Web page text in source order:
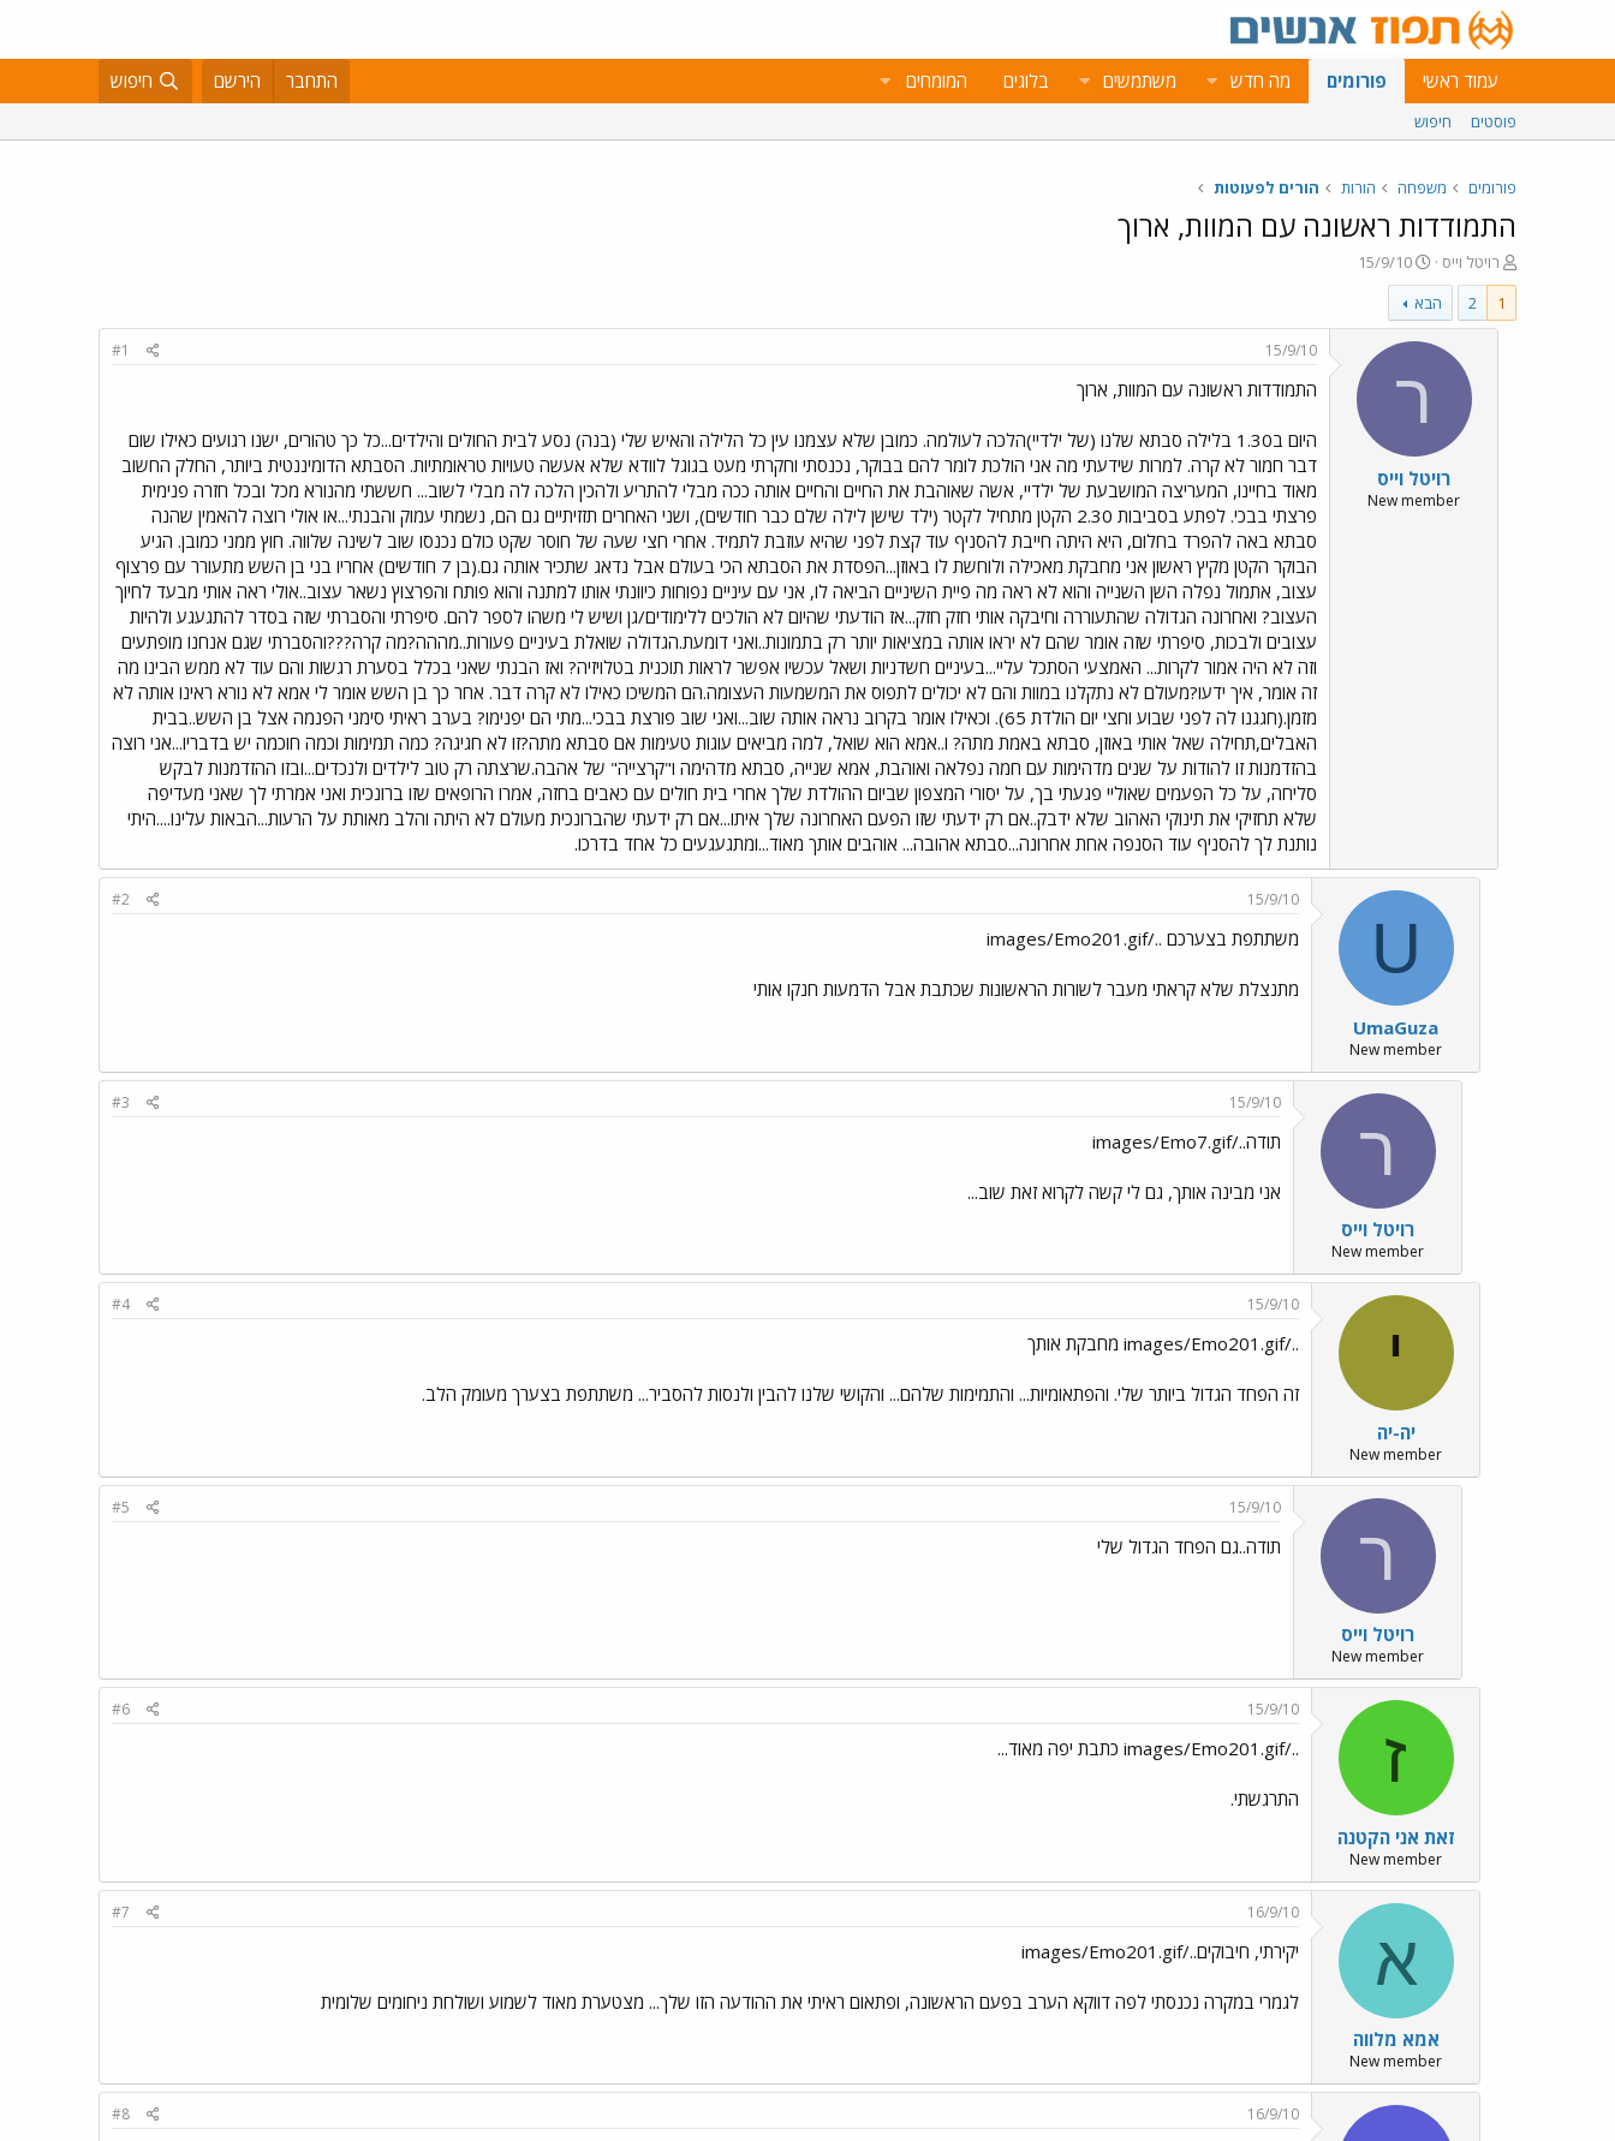
עמוד ראשי פורומים מה חדש משתמשים בלוגים המומחים התחבר הירשם חיפוש
פוסטים חיפוש
פורומים משפחה הורות הורים לפעוטות
התמודדות ראשונה עם המוות, ארוך
פ
ו
ת
ח
רויטל וייס
פ
ו
ר
ס
ם
ת
י
ך
15/9/10
1
2 הבא
ר
רויטל וייס
New member
15/9/10
#1
התמודדות ראשונה עם המוות, ארוך
היום ב1.30 בלילה סבתא שלנו (של ילדיי)הלכה לעולמה. כמובן שלא עצמנו עין כל הלילה והאיש שלי (בנה) נסע לבית החולים והילדים...כל כך טהורים, ישנו רגועים כאילו שום
דבר חמור לא קרה. למרות שידעתי מה אני הולכת לומר להם בבוקר, נכנסתי וחקרתי מעט בגוגל לוודא שלא אעשה טעויות טראומתיות. הסבתא הדומיננטית ביותר, החלק החשוב
מאוד בחיינו, המעריצה המושבעת של ילדיי, אשה שאוהבת את החיים והחיים אותה ככה מבלי להתריע ולהכין הלכה לה מבלי לשוב... חששתי מהנורא מכל ובכל חזרה פנימית
פרצתי בבכי. לפתע בסביבות 2.30 הקטן מתחיל לקטר (ילד שישן לילה שלם כבר חודשים), ושני האחרים תזזיתיים גם הם, נשמתי עמוק והבנתי...או אולי רוצה להאמין שהנה
סבתא באה להפרד בחלום, היא היתה חייבת להסניף עוד קצת לפני שהיא עוזבת לתמיד. אחרי חצי שעה של חוסר שקט כולם נכנסו שוב לשינה שלווה. חוץ ממני כמובן. הגיע
הבוקר הקטן מקיץ ראשון אני מחבקת מאכילה ולוחשת לו באוזן...הפסדת את הסבתא הכי בעולם אבל נדאג שתכיר אותה גם.(בן 7 חודשים) אחריו בני בן השש מתעורר עם פרצוף
עצוב, אתמול נפלה השן השנייה והוא לא ראה מה פיית השיניים הביאה לו, אני עם עיניים נפוחות כיוונתי אותו למתנה והוא פותח והפרצוץ נשאר עצוב..אולי ראה אותי מבעד לחיוך
העצוב? ואחרונה הגדולה שהתעוררה וחיבקה אותי חזק חזק...אז הודעתי שהיום לא הולכים ללימודים/גן ושיש לי משהו לספר להם. סיפרתי והסברתי שזה בסדר להתגעגע ולהיות
עצובים ולבכות, סיפרתי שזה אומר שהם לא יראו אותה במציאות יותר רק בתמונות..ואני דומעת.הגדולה שואלת בעיניים פעורות..מההה?מה קרה???והסברתי שגם אנחנו מופתעים
וזה לא היה אמור לקרות... האמצעי הסתכל עליי...בעיניים חשדניות ושאל עכשיו אפשר לראות תוכנית בטלויזיה? ואז הבנתי שאני בכלל בסערת רגשות והם עוד לא ממש הבינו מה
זה אומר, איך ידעו?מעולם לא נתקלנו במוות והם לא יכולים לתפוס את המשמעות העצומה.הם המשיכו כאילו לא קרה דבר. אחר כך בן השש אומר לי אמא לא נורא ראינו אותה לא
מזמן.(חגגנו לה לפני שבוע וחצי יום הולדת 65). וכאילו אומר בקרוב נראה אותה שוב...ואני שוב פורצת בבכי...מתי הם יפנימו? בערב ראיתי סימני הפנמה אצל בן השש..בבית
האבלים,תחילה שאל אותי באוזן, סבתא באמת מתה? ו..אמא הוא שואל, למה מביאים עוגות טעימות אם סבתא מתה?זו לא חגיגה? כמה תמימות וכמה חוכמה יש בדבריו...אני רוצה
בהזדמנות זו להודות על שנים מדהימות עם חמה נפלאה ואוהבת, אמא שנייה, סבתא מדהימה ו"קרצייה" של אהבה.שרצתה רק טוב לילדים ולנכדים...ובזו ההזדמנות לבקש
סליחה, על כל הפעמים שאוליי פגעתי בך, על יסורי המצפון שביום ההולדת שלך אחרי בית חולים עם כאבים בחזה, אמרו הרופאים שזו ברונכית ואני אמרתי לך שאני מעדיפה
שלא תחזיקי את תינוקי האהוב שלא ידבק..אם רק ידעתי שזו הפעם האחרונה שלך איתו...אם רק ידעתי שהברונכית מעולם לא היתה והלב מאותת על הרעות...הבאות עלינו....היתי
נותנת לך להסניף עוד הסנפה אחת אחרונה...סבתא אהובה... אוהבים אותך מאוד...ומתגעגעים כל אחד בדרכו.
U
UmaGuza
New member
15/9/10
#2
משתתפת בצערכם ../images/Emo201.gif
מתנצלת שלא קראתי מעבר לשורות הראשונות שכתבת אבל הדמעות חנקו אותי
ר
רויטל וייס
New member
15/9/10
#3
תודה../images/Emo7.gif
אני מבינה אותך, גם לי קשה לקרוא זאת שוב...
י
יה-יה
New member
15/9/10
#4
../images/Emo201.gif מחבקת אותך
זה הפחד הגדול ביותר שלי. והפתאומיות... והתמימות שלהם... והקושי שלנו להבין ולנסות להסביר... משתתפת בצערך מעומק הלב.
ר
רויטל וייס
New member
15/9/10
#5
תודה..גם הפחד הגדול שלי
ז
זאת אני הקטנה
New member
15/9/10
#6
../images/Emo201.gif כתבת יפה מאוד...
התרגשתי.
א
אמא מלווה
New member
16/9/10
#7
יקירתי, חיבוקים../images/Emo201.gif
לגמרי במקרה נכנסתי לפה דווקא הערב בפעם הראשונה, ופתאום ראיתי את ההודעה הזו שלך... מצטערת מאוד לשמוע ושולחת ניחומים שלומית
16/9/10
#8